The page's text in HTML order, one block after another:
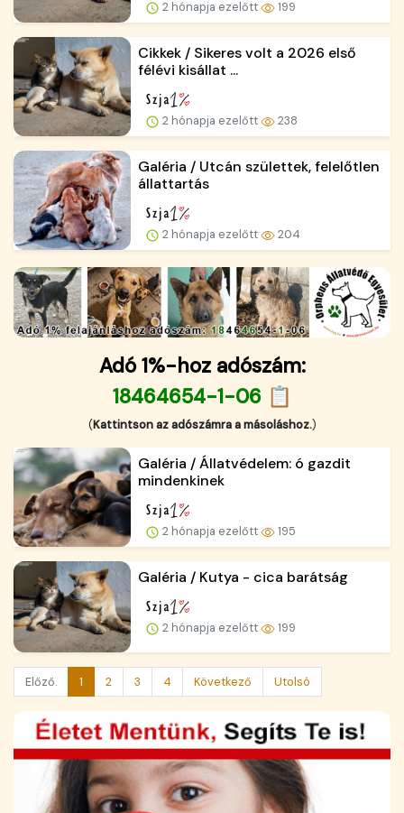
2 hónapja ezelőtt 199
Cikkek / Sikeres volt a 2026 első
félévi kisállat ...
2 hónapja ezelőtt 238
Galéria / Utcán születtek, felelőtlen
állattartás
2 hónapja ezelőtt 204
Adó 1%-hoz adószám:
18464654-1-06 📋
(Kattintson az adószámra a másoláshoz.)
Galéria / Állatvédelem: ó gazdit
mindenkinek
2 hónapja ezelőtt 195
Galéria / Kutya - cica barátság
2 hónapja ezelőtt 199
Előző. 1 2 3 4 Következő Utolsó